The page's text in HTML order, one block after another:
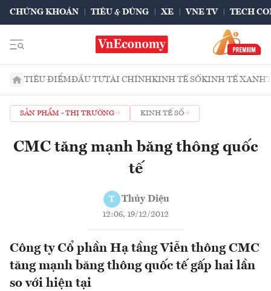
CHỨNG KHOÁN TIÊU & DÙNG XE VNE TV TECH
TIÊU ĐIỂMĐẦU TƯTÀI CHÍNHKINH TẾ SỐKINH TẾ XANH
SẢN PHẨM - THỊ TRƯỜNG KINH TẾ SỐ
CMC tăng mạnh băng thông quốc
tế
T Thủy Diệu
12:06, 19/12/2012
Công ty Cổ phần Hạ tầng Viễn thông CMC
tăng mạnh băng thông quốc tế gấp hai lần
so với hiện tại